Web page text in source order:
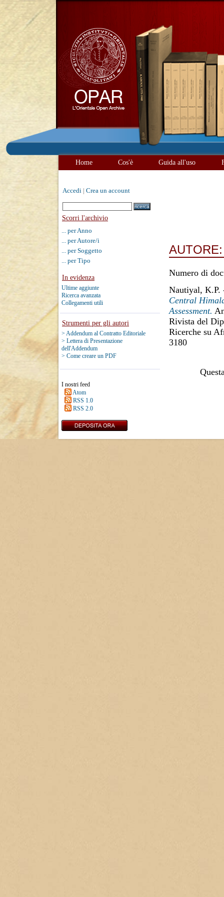
Home Cos'è Guida all'uso
Accedi Crea un account
Scorri l'archivio
... per Anno
... per Autore/i
... per Soggetto
... per Tipo
In evidenza
Ultime aggiunte
Ricerca avanzata
Collegamenti utili
Strumenti per gli autori
> Addendum al Contratto Editoriale
> Lettera di Presentazione
dell'Addendum
> Come creare un PDF
I nostri feed
Atom
RSS 1.0
RSS 2.0
Numero di
Nautiyal, K.P.
Central
Assessment.
Rivista del
Ricerche su
3180